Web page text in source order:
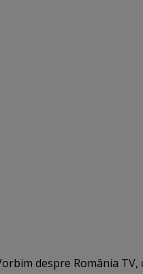
despre România TV,